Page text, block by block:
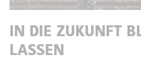
IN DIE ZUKUNFT
LASSEN